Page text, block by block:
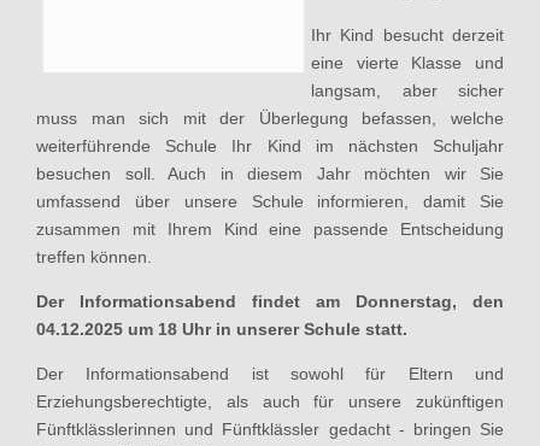
Ihr Kind besucht derzeit
eine vierte Klasse und
langsam, aber sicher
muss man sich mit der Überlegung befassen, welche
weiterführende Schule Ihr Kind im nächsten Schuljahr
besuchen soll. Auch in diesem Jahr möchten wir Sie
umfassend über unsere Schule informieren, damit Sie
zusammen mit Ihrem Kind eine passende Entscheidung
treffen können.
Der Informationsabend findet am Donnerstag, den
04.12.2025 um 18 Uhr in unserer Schule statt.
Der Informationsabend ist sowohl für Eltern und
Erziehungsberechtigte, als auch für unsere zukünftigen
Fünftklässlerinnen und Fünftklässler gedacht - bringen Sie